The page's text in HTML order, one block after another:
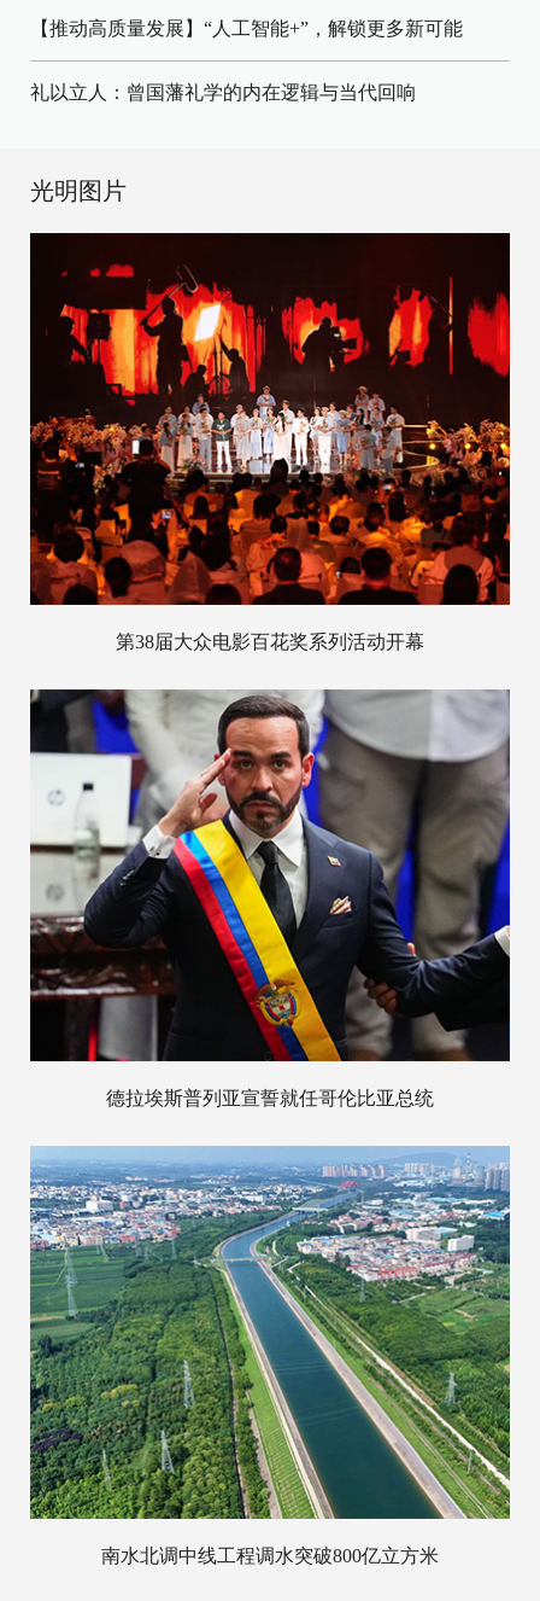
【推动高质量发展】“人工智能+”，解锁更多新可能
礼以立人：曾国藩礼学的内在逻辑与当代回响
光明图片
第38届大众电影百花奖系列活动开幕
德拉埃斯普列亚宣誓就任哥伦比亚总统
南水北调中线工程调水突破800亿立方米